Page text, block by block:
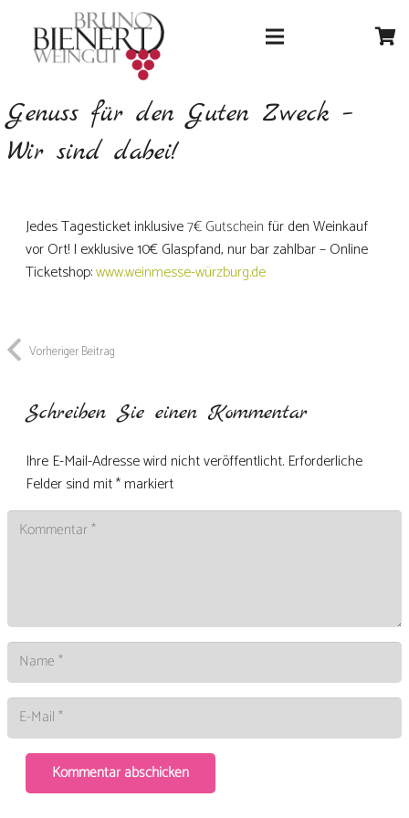
Genuss für den Guten Zweck –
Wir sind dabei!
Jedes Tagesticket inklusive7€ Gutscheinfür den Weinkauf
vor Ort! | exklusive 10€ Glaspfand, nur bar zahlbar – Online
Ticketshop:www.weinmesse-würzburg.de
Vorheriger Beitrag
Schreiben Sie einen Kommentar
Ihre E-Mail-Adresse wird nicht veröffentlicht. Erforderliche
Felder sind mit*markiert
Kommentar abschicken